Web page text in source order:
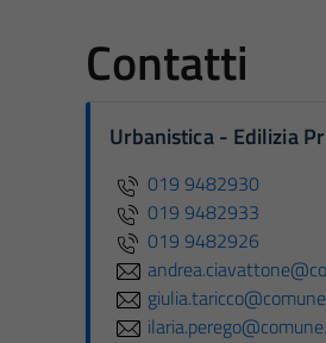
Contatti
Urbanistica - Edilizia
019 9482930
019 9482933
019 9482926